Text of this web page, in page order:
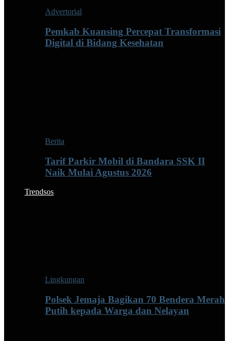
Advertorial
Pemkab Kuansing Percepat Transformasi
Digital di Bidang Kesehatan
Berita
Tarif Parkir Mobil di Bandara SSK II
Naik Mulai Agustus 2026
Trendsos
Lingkungan
Polsek Jemaja Bagikan 70 Bendera Merah
Putih kepada Warga dan Nelayan